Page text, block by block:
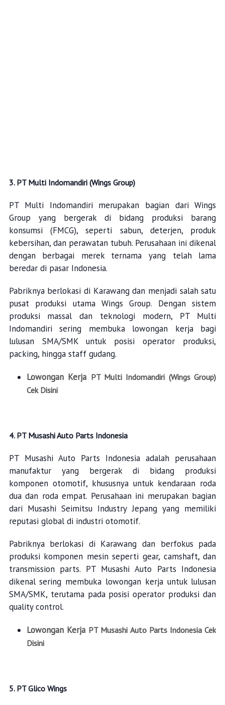
3. PT Multi Indomandiri (Wings Group)
PT Multi Indomandiri merupakan bagian dari Wings
Group yang bergerak di bidang produksi barang
konsumsi (FMCG), seperti sabun, deterjen, produk
kebersihan, dan perawatan tubuh. Perusahaan ini dikenal
dengan berbagai merek ternama yang telah lama
beredar di pasar Indonesia.
Pabriknya berlokasi di Karawang dan menjadi salah satu
pusat produksi utama Wings Group. Dengan sistem
produksi massal dan teknologi modern, PT Multi
Indomandiri sering membuka lowongan kerja bagi
lulusan SMA/SMK untuk posisi operator produksi,
packing, hingga staff gudang.
Lowongan Kerja PT Multi Indomandiri (Wings Group)
Cek Disini
4. PT Musashi Auto Parts Indonesia
PT Musashi Auto Parts Indonesia adalah perusahaan
manufaktur yang bergerak di bidang produksi
komponen otomotif, khususnya untuk kendaraan roda
dua dan roda empat. Perusahaan ini merupakan bagian
dari Musashi Seimitsu Industry Jepang yang memiliki
reputasi global di industri otomotif.
Pabriknya berlokasi di Karawang dan berfokus pada
produksi komponen mesin seperti gear, camshaft, dan
transmission parts. PT Musashi Auto Parts Indonesia
dikenal sering membuka lowongan kerja untuk lulusan
SMA/SMK, terutama pada posisi operator produksi dan
quality control.
Lowongan Kerja PT Musashi Auto Parts Indonesia Cek
Disini
5. PT Glico Wings